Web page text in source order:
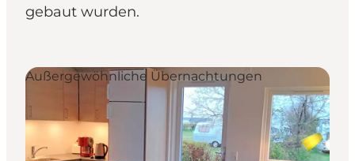
gebaut wurden.
Außergewöhnliche Übernachtungen